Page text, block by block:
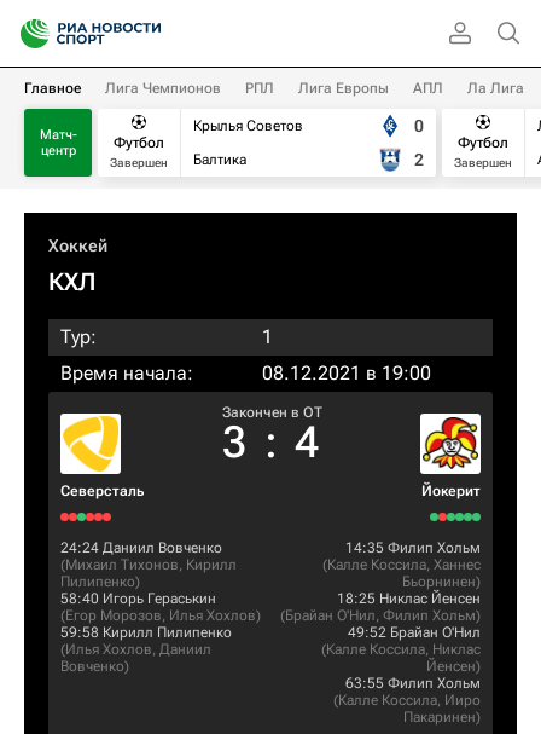
Главное Лига Чемпионов РПЛ Лига Европы АПЛ Ла Лига
Матч-
центр
Футбол
Завершен
Крылья Советов
Балтика
0
2
Футбол
Завершен
Хоккей
КХЛ
Тур:
1
Время начала:
08.12.2021 в 19:00
Северсталь
Закончен в OT
3 : 4
Йокерит
24:24 Даниил Вовченко
(Михаил Тихонов, Кирилл
Пилипенко)
58:40 Игорь Гераськин
(Егор Морозов, Илья Хохлов)
59:58 Кирилл Пилипенко
(Илья Хохлов, Даниил
Вовченко)
14:35 Филип Хольм
(Калле Коссила, Ханнес
Бьорнинен)
18:25 Никлас Йенсен
(Брайан О'Нил, Филип Хольм)
49:52 Брайан О'Нил
(Калле Коссила, Никлас
Йенсен)
63:55 Филип Хольм
(Калле Коссила, Ииро
Пакаринен)